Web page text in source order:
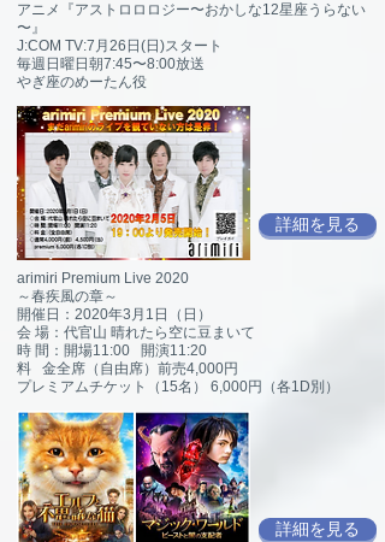
アニメ『アストロロロジー〜おかしな12星座うらない
〜』
J:COM TV:7月26日(日)スタート
毎週日曜日朝7:45〜8:00放送
やぎ座のめーたん役
詳細を見る
arimiri Premium Live 2020
～春疾風の章～
開催日：2020年3月1日（日）
会 場：代官山 晴れたら空に豆まいて
時 間：開場11:00 開演11:20
料 金全席（自由席）前売4,000円
プレミアムチケット（15名） 6,000円（各1D別）
詳細を見る